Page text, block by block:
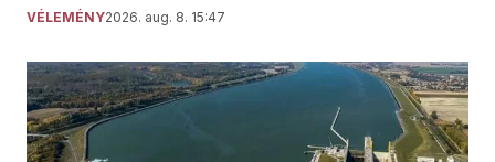
VÉLEMÉNY2026. aug. 8. 15:47